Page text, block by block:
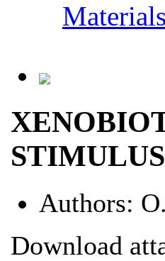
Materials
Authors:
Download